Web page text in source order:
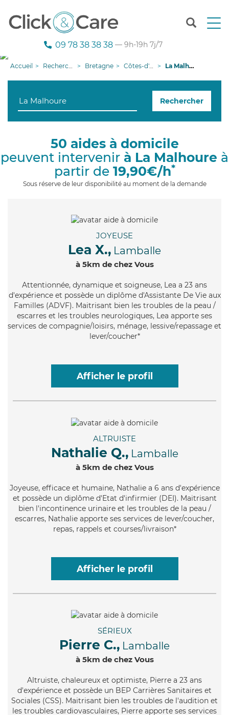
T
n
g
i
09 78 38 38 38 — 9h-19h 7j/7
Accueil Recherche aide à domicile Bretagne Côtes-d'armor La Malhoure
Rechercher
50 aides à domicile
peuvent intervenir à La Malhoure à
partir de 19,90€/h*
Sous réserve de leur disponibilité au moment de la demande
JOYEUSE
Lea X., Lamballe
à 5km de chez Vous
Attentionnée, dynamique et soigneuse, Lea a 23 ans
d'expérience et possède un diplôme d'Assistante De Vie aux
Familles (ADVF). Maitrisant bien les troubles de la peau /
escarres et les troubles neurologiques, Lea apporte ses
services de compagnie/loisirs, ménage, lessive/repassage et
lever/coucher*
Afficher le profil
ALTRUISTE
Nathalie Q., Lamballe
à 5km de chez Vous
Joyeuse, efficace et humaine, Nathalie a 6 ans d'expérience
et possède un diplôme d'Etat d'infirmier (DEI). Maitrisant
bien l'incontinence urinaire et les troubles de la peau /
escarres, Nathalie apporte ses services de lever/coucher,
repas, rappels et courses/livraison*
Afficher le profil
SÉRIEUX
Pierre C., Lamballe
à 5km de chez Vous
Altruiste, chaleureux et optimiste, Pierre a 23 ans
d'expérience et possède un BEP Carrières Sanitaires et
Sociales (CSS). Maitrisant bien les troubles de l'audition et
les troubles cardiovasculaires, Pierre apporte ses services